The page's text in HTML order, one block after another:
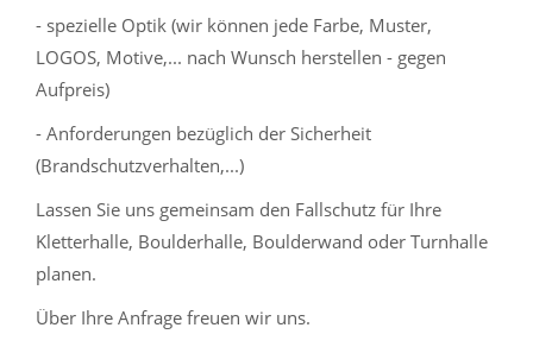
- spezielle Optik (wir können jede Farbe, Muster,
LOGOS, Motive,... nach Wunsch herstellen - gegen
Aufpreis)
- Anforderungen bezüglich der Sicherheit
(Brandschutzverhalten,...)
Lassen Sie uns gemeinsam den Fallschutz für Ihre
Kletterhalle, Boulderhalle, Boulderwand oder Turnhalle
planen.
Über Ihre Anfrage freuen wir uns.